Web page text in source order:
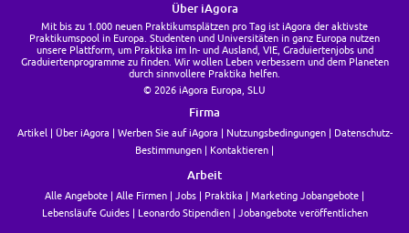
Über iAgora
Mit bis zu 1.000 neuen Praktikumsplätzen pro Tag ist iAgora der aktivste
Praktikumspool in Europa. Studenten und Universitäten in ganz Europa nutzen
unsere Plattform, um Praktika im In- und Ausland, VIE, Graduiertenjobs und
Graduiertenprogramme zu finden. Wir wollen Leben verbessern und dem Planeten
durch sinnvollere Praktika helfen.
© 2026 iAgora Europa, SLU
Firma
Artikel Über iAgora Werben Sie auf iAgora Nutzungsbedingungen
Datenschutz-
Bestimmungen
Kontaktieren
Arbeit
Alle Angebote Alle Firmen Jobs Praktika
Marketing Jobangebote
Lebensläufe Guides
Leonardo Stipendien Jobangebote veröffentlichen